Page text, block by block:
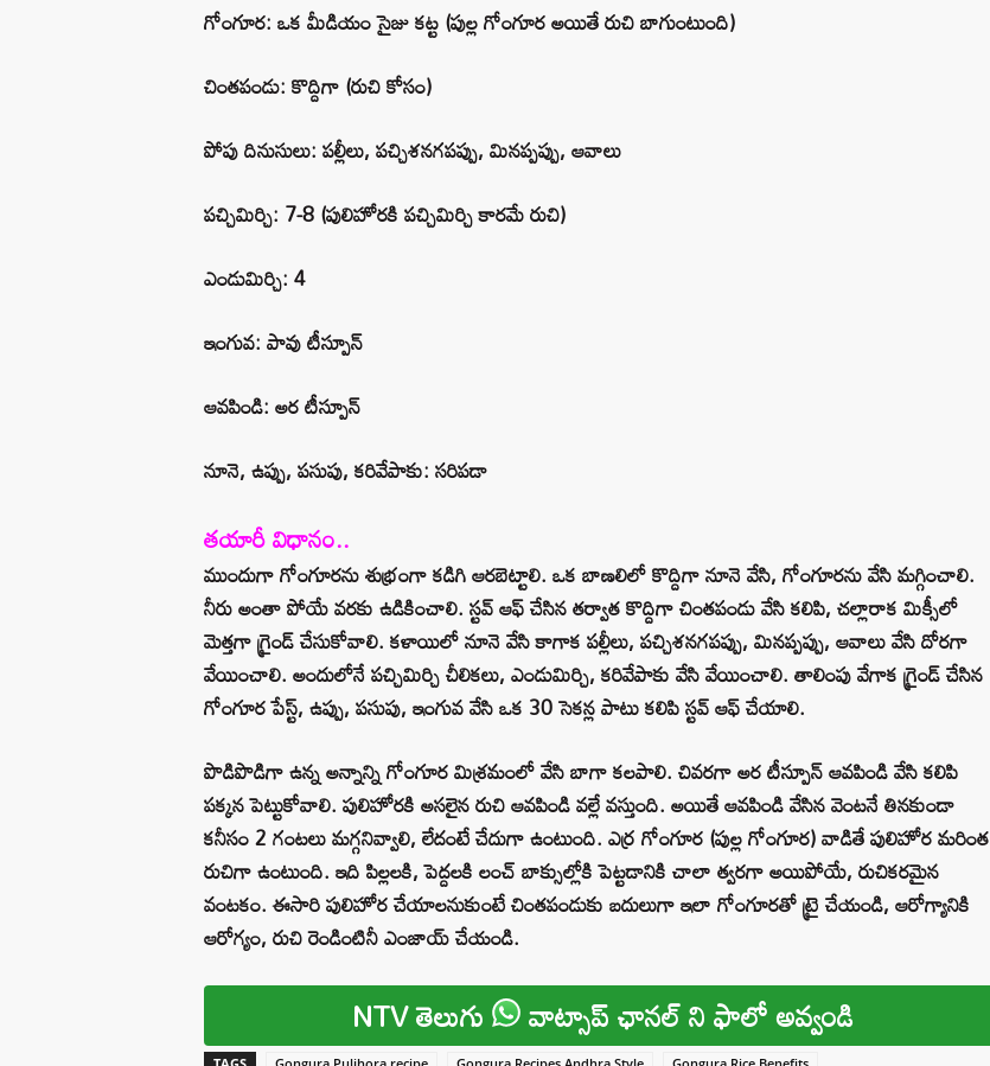
గోంగూర: ఒక మీడియం సైజు కట్ట (పుల్ల గోంగూర అయితే రుచి బాగుంటుంది)
చింతపండు: కొద్దిగా (రుచి కోసం)
పోపు దినుసులు: పల్లీలు, పచ్చిశనగపప్పు, మినప్పప్పు, ఆవాలు
పచ్చిమిర్చి: 7-8 (పులిహోరకి పచ్చిమిర్చి కారమే రుచి)
ఎండుమిర్చి: 4
ఇంగువ: పావు టీస్పూన్
ఆవపిండి: అర టీస్పూన్
నూనె, ఉప్పు, పసుపు, కరివేపాకు: సరిపడా
తయారీ విధానం..
ముందుగా గోంగూరను శుభ్రంగా కడిగి ఆరబెట్టాలి. ఒక బాణలిలో కొద్దిగా నూనె వేసి, గోంగూరను వేసి మగ్గించాలి.
నీరు అంతా పోయే వరకు ఉడికించాలి. స్టవ్ ఆఫ్ చేసిన తర్వాత కొద్దిగా చింతపండు వేసి కలిపి, చల్లారాక మిక్సీలో
మెత్తగా గ్రైండ్ చేసుకోవాలి. కళాయిలో నూనె వేసి కాగాక పల్లీలు, పచ్చిశనగపప్పు, మినప్పప్పు, ఆవాలు వేసి దోరగా
వేయించాలి. అందులోనే పచ్చిమిర్చి చీలికలు, ఎండుమిర్చి, కరివేపాకు వేసి వేయించాలి. తాలింపు వేగాక గ్రైండ్ చేసిన
గోంగూర పేస్ట్, ఉప్పు, పసుపు, ఇంగువ వేసి ఒక 30 సెకన్ల పాటు కలిపి స్టవ్ ఆఫ్ చేయాలి.
పొడిపొడిగా ఉన్న అన్నాన్ని గోంగూర మిశ్రమంలో వేసి బాగా కలపాలి. చివరగా అర టీస్పూన్ ఆవపిండి వేసి కలిపి
పక్కన పెట్టుకోవాలి. పులిహోరకి అసలైన రుచి ఆవపిండి వల్లే వస్తుంది. అయితే ఆవపిండి వేసిన వెంటనే తినకుండా
కనీసం 2 గంటలు మగ్గనివ్వాలి, లేదంటే చేదుగా ఉంటుంది. ఎర్ర గోంగూర (పుల్ల గోంగూర) వాడితే పులిహోర మరింత
రుచిగా ఉంటుంది. ఇది పిల్లలకి, పెద్దలకి లంచ్ బాక్సుల్లోకి పెట్టడానికి చాలా త్వరగా అయిపోయే, రుచికరమైన
వంటకం. ఈసారి పులిహోర చేయాలనుకుంటే చింతపండుకు బదులుగా ఇలా గోంగూరతో ట్రై చేయండి, ఆరోగ్యానికి
ఆరోగ్యం, రుచి రెండింటినీ ఎంజాయ్ చేయండి.
NTV తెలుగు వాట్సాప్ ఛానల్ ని ఫాలో అవ్వండి